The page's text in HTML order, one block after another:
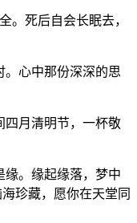
。死后自会长眠去，
。心中那份深深的思
四月清明节，一杯敬
缘。缘起缘落，梦中
珍藏，愿你在天堂同